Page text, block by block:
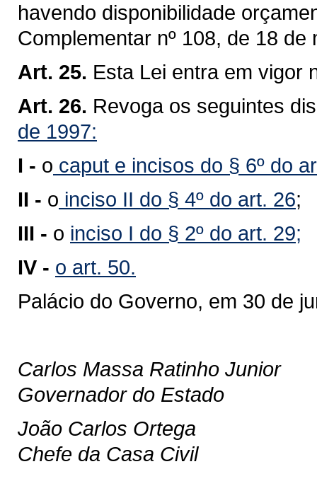
havendo disponibilidade
Complementar nº 108, de 18 de
Art. 25. Esta Lei entra em vigor
Art. 26. Revoga os seguintes
de 1997:
I - o caput e incisos do § 6º do
II - o inciso II do § 4º do art. 26;
III - o inciso I do § 2º do art. 29;
IV - o art. 50.
Palácio do Governo, em 30 de
Carlos Massa Ratinho Junior
Governador do Estado
João Carlos Ortega
Chefe da Casa Civil